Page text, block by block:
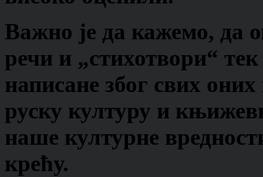
Важно је да кажемо, да
речи и „стихотвори“
написане због свих
руску културу и
наше културне
крећу.